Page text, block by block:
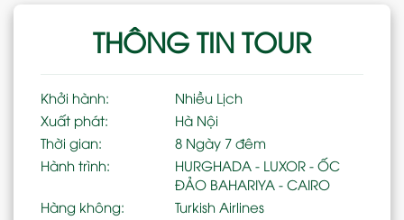
THÔNG TIN TOUR
Khởi hành:
Nhiều Lịch
Xuất phát:
Hà Nội
Thời gian:
8 Ngày 7 đêm
Hành trình:
HURGHADA - LUXOR - ỐC
ĐẢO BAHARIYA - CAIRO
Hàng không:
Turkish Airlines